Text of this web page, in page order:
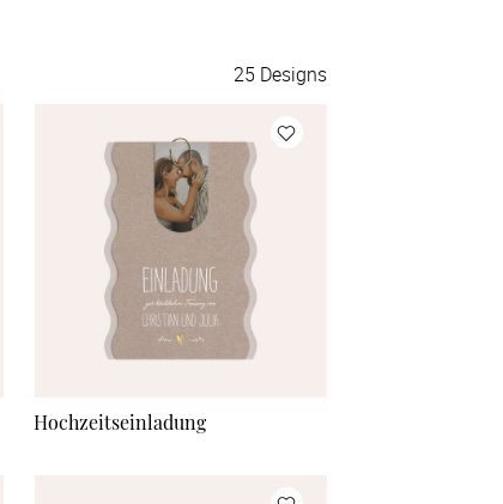
Mehr Aufkleber
25Designs
Hochzeitseinladung